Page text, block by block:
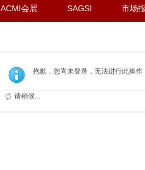
ACMI会展 SAGSI 市场
抱歉，您尚未登录，无法进行此操作
请稍候...